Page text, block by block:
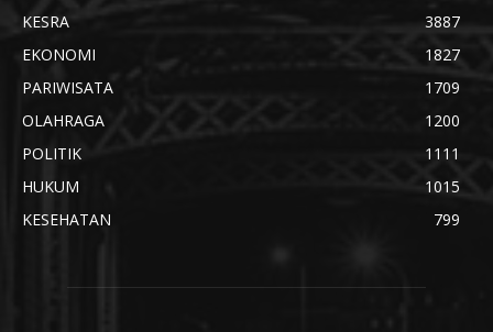
KESRA
3887
EKONOMI
1827
PARIWISATA
1709
OLAHRAGA
1200
POLITIK
1111
HUKUM
1015
KESEHATAN
799